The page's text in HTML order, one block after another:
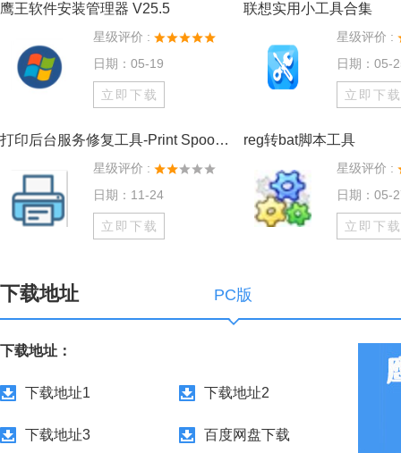
鹰王软件安装管理器 V25.5
星级评价 :
日期：05-19
立即下载
联想实用小工具合集
星级评价 :
日期：05-
立即下载
打印后台服务修复工具-Print Spooler Repair Tool最新版
星级评价 :
日期：11-24
立即下载
reg转bat脚本工具
星级评价 :
日期：05-
立即下载
下载地址 PC版
下载地址：
下载地址1 下载地址2
下载地址3 百度网盘下载